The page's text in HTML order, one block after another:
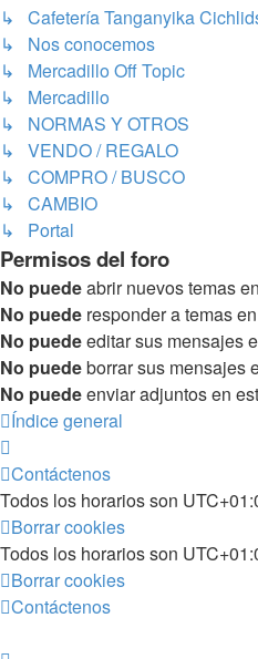
↳ Cafetería Tanganyika
↳ Nos conocemos
↳ Mercadillo Off Topic
↳ Mercadillo
↳ NORMAS Y OTROS
↳ VENDO / REGALO
↳ COMPRO / BUSCO
↳ CAMBIO
↳ Portal
Permisos del foro
No puedeabrir nuevos temas
No puede responder a temas
No puedeeditar sus mensajes
No puedeborrar sus mensajes
No puedeenviar adjuntos en
Índice general
Contáctenos
Todos los horarios son
Borrar cookies
Todos los horarios son
Borrar cookies
Contáctenos